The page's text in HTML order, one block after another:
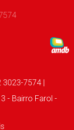
3023-7574 |
- Bairro Farol -